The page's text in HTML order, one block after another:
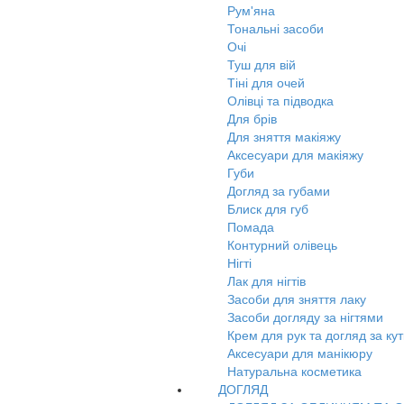
Рум'яна
Тональні засоби
Очі
Туш для вій
Тіні для очей
Олівці та підводка
Для брів
Для зняття макіяжу
Аксесуари для макіяжу
Губи
Догляд за губами
Блиск для губ
Помада
Контурний олівець
Нігті
Лак для нігтів
Засоби для зняття лаку
Засоби догляду за нігтями
Крем для рук та догляд за
Аксесуари для манікюру
Натуральна косметика
ДОГЛЯД